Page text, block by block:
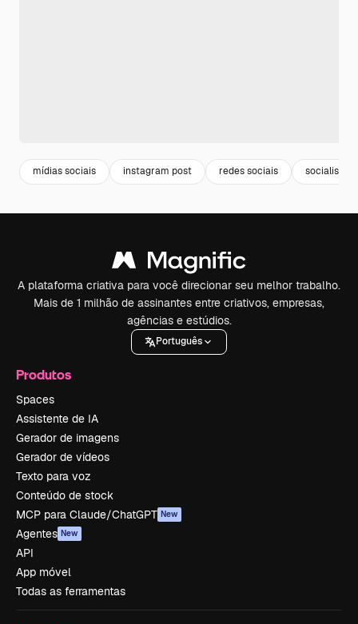
mídias sociais instagram post redes sociais socialismo
A plataforma criativa para você direcionar seu melhor trabalho.
Mais de 1 milhão de assinantes entre criativos, empresas,
agências e estúdios.
Português
Produtos
Spaces
Assistente de IA
Gerador de imagens
Gerador de vídeos
Texto para voz
Conteúdo de stock
MCP para Claude/ChatGPT New
Agentes New
API
App móvel
Todas as ferramentas